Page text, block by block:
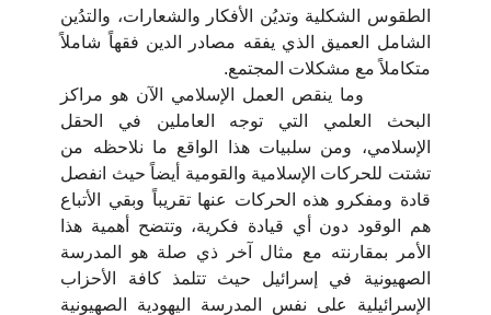
الطقوس الشكلية وتديُن الأفكار والشعارات، والتدُين
الشامل العميق الذي يفقه مصادر الدين فقهاً شاملاً
متكاملاً مع مشكلات المجتمع.
وما ينقص العمل الإسلامي الآن هو مراكز
البحث العلمي التي توجه العاملين في الحقل
الإسلامي، ومن سلبيات هذا الواقع ما نلاحظه من
تشتت للحركات الإسلامية والقومية أيضاً حيث انفصل
قادة ومفكرو هذه الحركات عنها تقريباً وبقي الأتباع
هم الوقود دون أي قيادة فكرية، وتتضح أهمية هذا
الأمر بمقارنته مع مثال آخر ذي صلة هو المدرسة
الصهيونية في إسرائيل حيث تتلمذ كافة الأحزاب
الإسرائيلية على نفس المدرسة اليهودية الصهيونية